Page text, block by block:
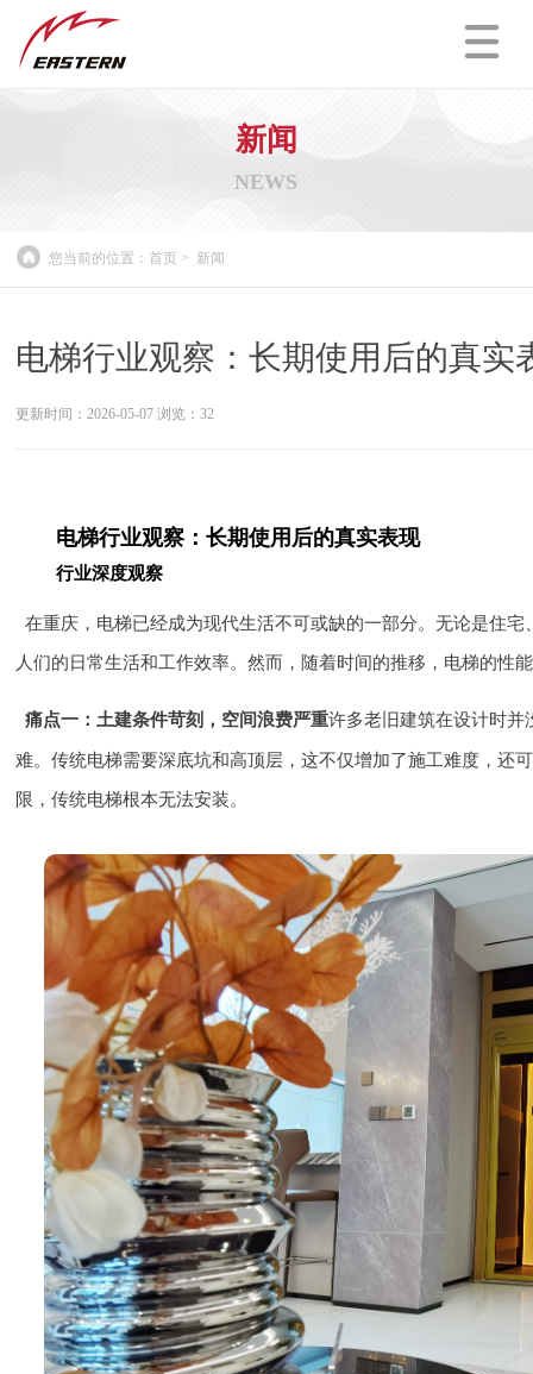
新闻
NEWS
您当前的位置：首页 > 新闻
电梯行业观察：长期使用后的真实
更新时间：2026-05-07 浏览：32
电梯行业观察：长期使用后的真实表现
行业深度观察
在重庆，电梯已经成为现代生活不可或缺的一部分。无论是住
人们的日常生活和工作效率。然而，随着时间的推移，电梯的性
痛点一：土建条件苛刻，空间浪费严重许多老旧建筑在设计时并
难。传统电梯需要深底坑和高顶层，这不仅增加了施工难度，还
限，传统电梯根本无法安装。